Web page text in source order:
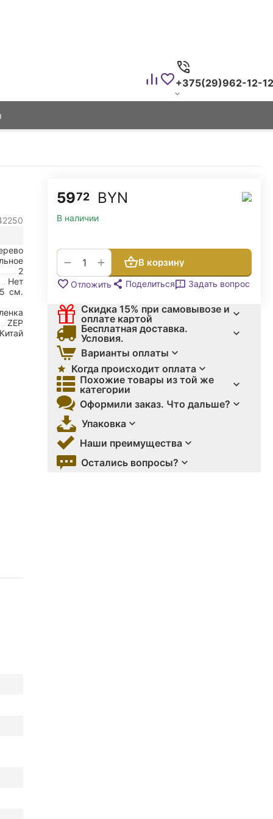
+375(29)962-12-12
2
Нет
см.
ZEP
Китай
5972 BYN
В наличии
+
− В корзину
Отложить Поделиться Задать вопрос
Скидка 15% при самовывозе и
оплате картой
Бесплатная доставка.
Условия.
Варианты оплаты
Когда происходит оплата
Похожие товары из той же
категории
Оформили заказ. Что дальше?
Упаковка
Наши преимущества
Остались вопросы?